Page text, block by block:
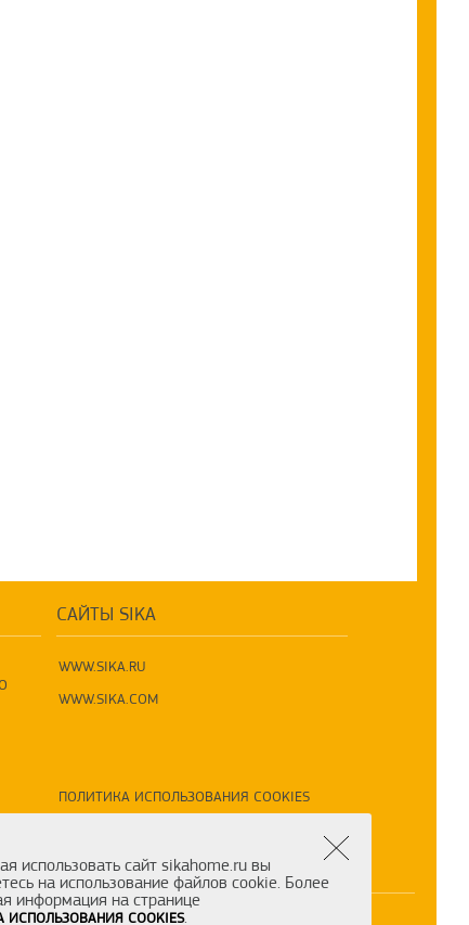
САЙТЫ SIKA
WWW.SIKA.RU
WWW.SIKA.COM
ПОЛИТИКА ИСПОЛЬЗОВАНИЯ COOKIES
использовать сайт sikahome.ru вы
на использование файлов cookie. Более
информация на странице
ИСПОЛЬЗОВАНИЯ COOKIES.